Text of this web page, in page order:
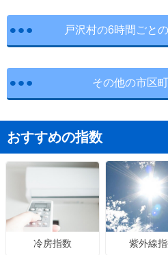
戸沢村の6時間ごと
その他の市区
おすすめの指数
冷房指数 紫外線